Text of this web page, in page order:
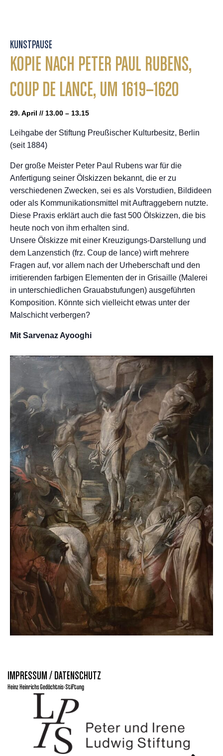
KUNSTPAUSE
KOPIE NACH PETER PAUL RUBENS,
COUP DE LANCE, UM 1619–1620
29. April // 13.00 – 13.15
Leihgabe der Stiftung Preußischer Kulturbesitz, Berlin
(seit 1884)
Der große Meister Peter Paul Rubens war für die
Anfertigung seiner Ölskizzen bekannt, die er zu
verschiedenen Zwecken, sei es als Vorstudien, Bildideen
oder als Kommunikationsmittel mit Auftraggebern nutzte.
Diese Praxis erklärt auch die fast 500 Ölskizzen, die bis
heute noch von ihm erhalten sind.
Unsere Ölskizze mit einer Kreuzigungs-Darstellung und
dem Lanzenstich (frz. Coup de lance) wirft mehrere
Fragen auf, vor allem nach der Urheberschaft und den
irritierenden farbigen Elementen der in Grisaille (Malerei
in unterschiedlichen Grauabstufungen) ausgeführten
Komposition. Könnte sich vielleicht etwas unter der
Malschicht verbergen?
Mit Sarvenaz Ayooghi
IMPRESSUM / DATENSCHUTZ
Heinz Heinrichs Gedächtnis-Stiftung